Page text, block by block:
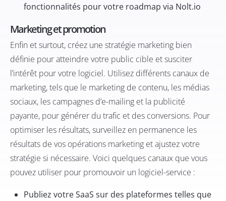
fonctionnalités pour votre roadmap via Nolt.io
Marketing et promotion
Enfin et surtout, créez une stratégie marketing bien
définie pour atteindre votre public cible et susciter
l’intérêt pour votre logiciel. Utilisez différents canaux de
marketing, tels que le marketing de contenu, les médias
sociaux, les campagnes d’e-mailing et la publicité
payante, pour générer du trafic et des conversions. Pour
optimiser les résultats, surveillez en permanence les
résultats de vos opérations marketing et ajustez votre
stratégie si nécessaire. Voici quelques canaux que vous
pouvez utiliser pour promouvoir un logiciel-service :
Publiez votre SaaS sur des plateformes telles que